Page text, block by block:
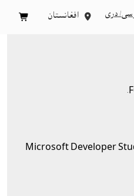
درى  افغانستان 
Microsoft Developer